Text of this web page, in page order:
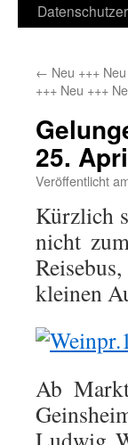
← Neu +++
+++ Neu +++
25.
Veröffentlicht
Kürzlich
nicht
kleinen
Ab